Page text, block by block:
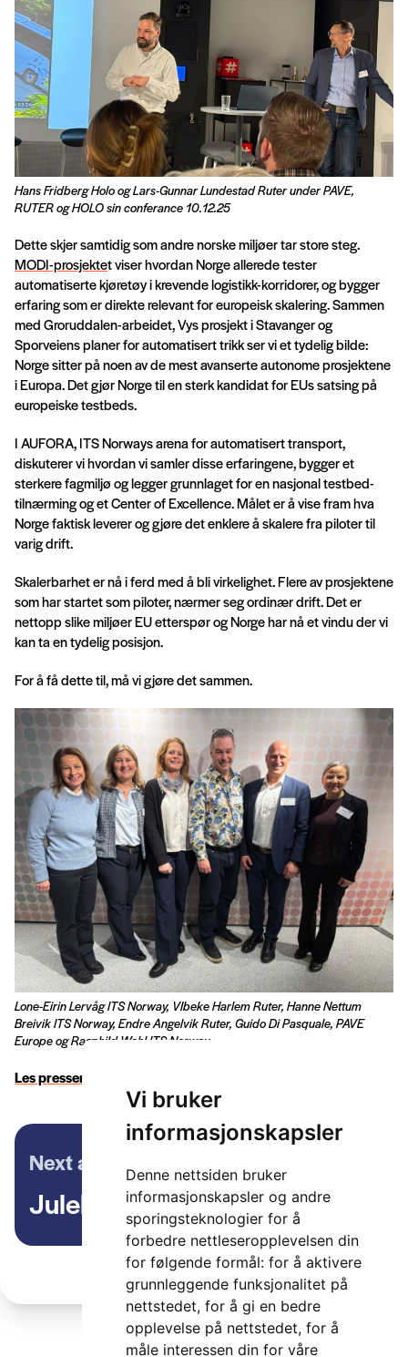
Vi bruker
informasjonskapsler
Denne nettsiden bruker
informasjonskapsler og andre
sporingsteknologier for å
forbedre nettleseropplevelsen din
for følgende formål: for å aktivere
grunnleggende funksjonalitet på
nettstedet, for å gi en bedre
opplevelse på nettstedet, for å
måle interessen din for våre
Hans Fridberg Holo og Lars-Gunnar Lundestad Ruter under PAVE,
RUTER og HOLO sin conferance 10.12.25
Dette skjer samtidig som andre norske miljøer tar store steg.
MODI-prosjektet viser hvordan Norge allerede tester
automatiserte kjøretøy i krevende logistikk-korridorer, og bygger
erfaring som er direkte relevant for europeisk skalering. Sammen
med Groruddalen-arbeidet, Vys prosjekt i Stavanger og
Sporveiens planer for automatisert trikk ser vi et tydelig bilde:
Norge sitter på noen av de mest avanserte autonome prosjektene
i Europa. Det gjør Norge til en sterk kandidat for EUs satsing på
europeiske testbeds.
I AUFORA, ITS Norways arena for automatisert transport,
diskuterer vi hvordan vi samler disse erfaringene, bygger et
sterkere fagmiljø og legger grunnlaget for en nasjonal testbed-
tilnærming og et Center of Excellence. Målet er å vise fram hva
Norge faktisk leverer og gjøre det enklere å skalere fra piloter til
varig drift.
Skalerbarhet er nå i ferd med å bli virkelighet. Flere av prosjektene
som har startet som piloter, nærmer seg ordinær drift. Det er
nettopp slike miljøer EU etterspør og Norge har nå et vindu der vi
kan ta en tydelig posisjon.
For å få dette til, må vi gjøre det sammen.
Lone-Eirin Lervåg ITS Norway, VIbeke Harlem Ruter, Hanne Nettum
Breivik ITS Norway, Endre Angelvik Ruter, Guido Di Pasquale, PAVE
Europe og Ragnhild Wahl ITS Norway
Les pressemeldingen fra Ruter
Next article
Julehilsen fra ITS Norway